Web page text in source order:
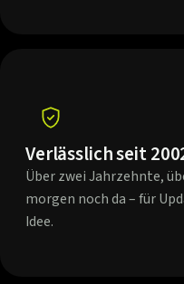
Verlässlich seit
Über zwei Jahrzehnte,
morgen noch da – für
Idee.